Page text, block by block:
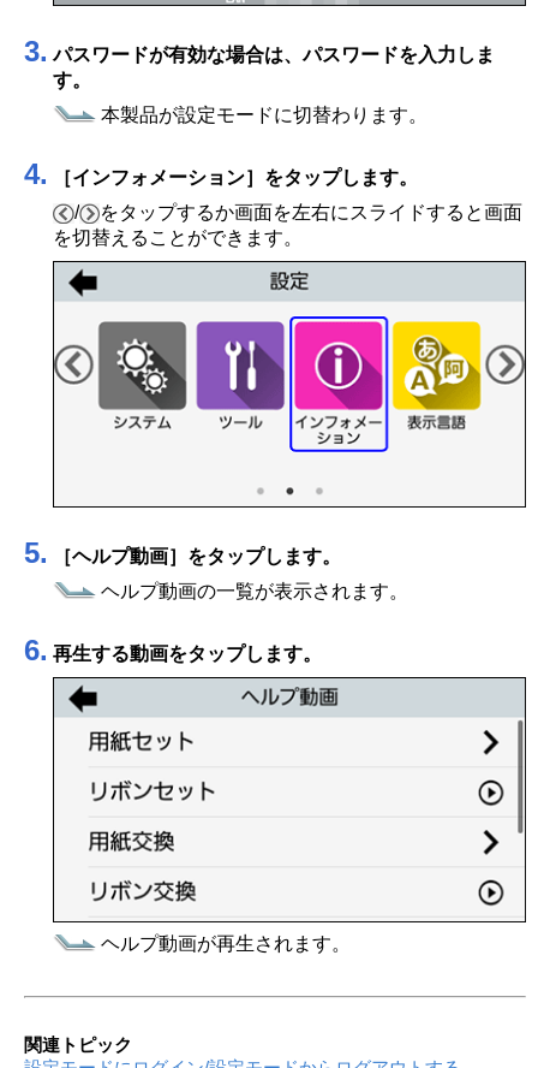
3. パスワードが有効な場合は、パスワードを入力しま
す。
本製品が設定モードに切替わります。
4. ［インフォメーション］ をタップします。
/
をタップするか画面を左右にスライドすると画面
を切替えることができます。
5. ［ヘルプ動画］ をタップします。
ヘルプ動画の一覧が表示されます。
6. 再生する動画をタップします。
ヘルプ動画が再生されます。
関連トピック